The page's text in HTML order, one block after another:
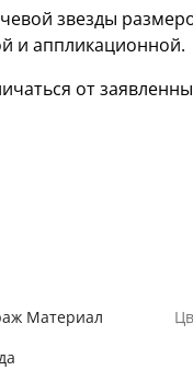
звезды
и аппликационной.
от
Материал